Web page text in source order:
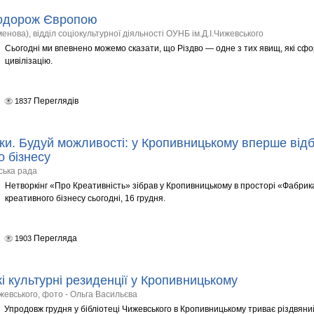
Європою
відділ соціокультурної діяльності ОУНБ ім.Д.І.Чижевського
Сьогодні ми впевнено можемо сказати, що Різдво — одне з тих явищ, які
цивілізацію.
1837 Переглядів
Будуй можливості: у Кропивницькому вперше
бізнесу
рада
Нетворкінг «Про Креативність» зібрав у Кропивницькому в просторі
креативного бізнесу сьогодні, 16 грудня.
1903 Перегляда
культурні резиденції у Кропивницькому
фото - Ольга Васильєва
Упродовж грудня у бібліотеці Чижевського в Кропивницькому триває